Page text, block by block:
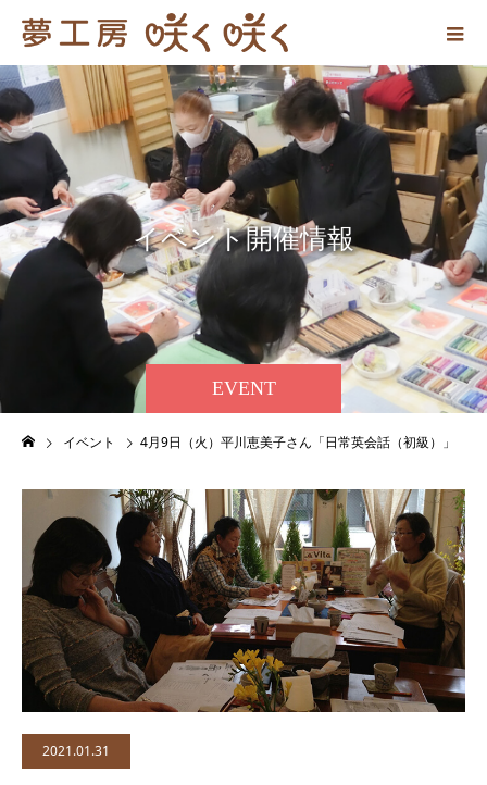
EVENT
イベント開催情報
イベント 4月9日（火）平川恵美子さん「日常英会話（初級）」
2021.01.31